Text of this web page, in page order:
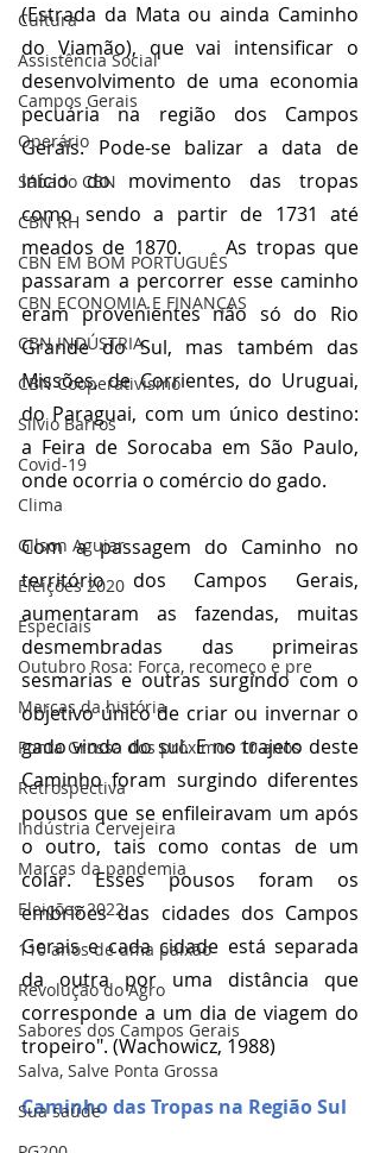
Cultura
Assistência Social
Campos Gerais
Operário
Sábado CBN
CBN RH
CBN EM BOM PORTUGUÊS
CBN ECONOMIA E FINANÇAS
CBN INDÚSTRIA
CBN Cooperativismo
Silvio Barros
Covid-19
Clima
Gilson Aguiar
Eleições 2020
Especiais
Outubro Rosa: Força, recomeço e pre
Marcas da história
Ponta Grossa dos próximos 10 anos
Retrospectiva
Indústria Cervejeira
Marcas da pandemia
Eleições 2022
110 anos de uma paixão
Revolução do Agro
Sabores dos Campos Gerais
Salva, Salve Ponta Grossa
Sua saúde
(Estrada da Mata ou ainda Caminho
do Viamão), que vai intensificar o
desenvolvimento de uma economia
pecuária na região dos Campos
Gerais. Pode-se balizar a data de
início do movimento das tropas
como sendo a partir de 1731 até
meados de 1870.     As tropas que
passaram a percorrer esse caminho
eram provenientes não só do Rio
Grande do Sul, mas também das
Missões, de Corrientes, do Uruguai,
do Paraguai, com um único destino:
a Feira de Sorocaba em São Paulo,
onde ocorria o comércio do gado.
Com a passagem do Caminho no
território dos Campos Gerais,
aumentaram as fazendas, muitas
desmembradas das primeiras
sesmarias e outras surgindo com o
objetivo único de criar ou invernar o
gado vindo do sul. E no trajeto deste
Caminho foram surgindo diferentes
pousos que se enfileiravam um após
o outro, tais como contas de um
colar. Esses pousos foram os
embriões das cidades dos Campos
Gerais e cada cidade está separada
da outra por uma distância que
corresponde a um dia de viagem do
tropeiro". (Wachowicz, 1988)
Caminho das Tropas na Região Sul